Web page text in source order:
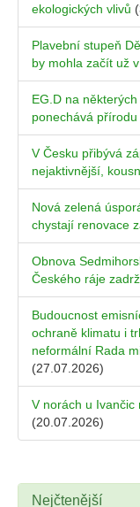
ekologických vlivů
Plavební stupeň
by mohla začít už
EG.D na
ponechává
V Česku přibývá
nejaktivnější,
Nová zelená
chystají renovace
Obnova
Českého ráje
Budoucnost
ochraně klimatu i
neformální Rada
(27.07.2026)
V norách u Ivančic
(20.07.2026)
Nejčtenější